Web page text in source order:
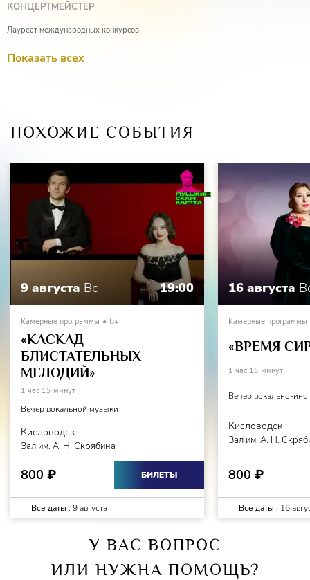
КОНЦЕРТМЕЙСТЕР
Лауреат международных конкурсов
Показать всех
ПОХОЖИЕ СОБЫТИЯ
9 августа Вс 19:00
Камерные программы 6+
«КАСКАД
БЛИСТАТЕЛЬНЫХ
МЕЛОДИЙ»
1 час 15 минут
Вечер вокальной музыки
Кисловодск
Зал им. А. Н. Скрябина
800 ₽ БИЛЕТЫ
Все даты : 9 августа
16 августа
Камерные программы
«ВРЕМЯ
1 час 15 минут
Вечер вокально-
Кисловодск
Зал им. А. Н.
800 ₽
Все даты : 16
У ВАС ВОПРОС
ИЛИ НУЖНА ПОМОЩЬ?